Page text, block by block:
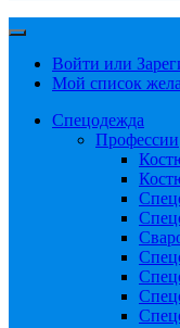
Войти или
Мой список
Спецодежда
Профессии